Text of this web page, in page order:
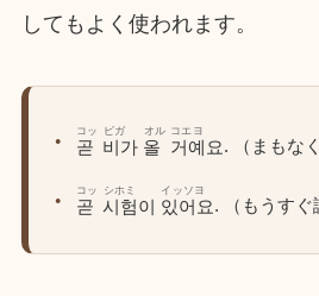
してもよく使われます。
곧
コッ
비가
ピガ
올
オル
거예요
コエヨ
. （まもな
곧
コッ
시험이
シホミ
있어요
イッソヨ
. （もうす